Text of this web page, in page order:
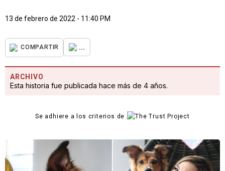
13 de febrero de 2022 - 11:40 PM
COMPARTIR ...
ARCHIVO
Esta historia fue publicada hace más de 4 años.
Se adhiere a los criterios de